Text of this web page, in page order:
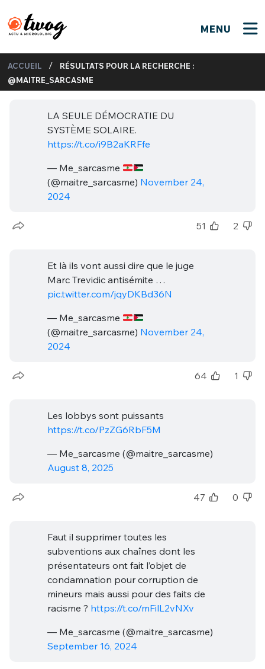
MENU
ACCUEIL /
RÉSULTATS POUR LA RECHERCHE :
@MAITRE_SARCASME
LA SEULE DÉMOCRATIE DU
SYSTÈME SOLAIRE.
https://t.co/i9B2aKRFfe
— Me_sarcasme
(@maitre_sarcasme) November 24,
2024
51 2
Et là ils vont aussi dire que le juge
Marc Trevidic antisémite …
pic.twitter.com/jqyDKBd36N
— Me_sarcasme
(@maitre_sarcasme) November 24,
2024
64 1
Les lobbys sont puissants
https://t.co/PzZG6RbF5M
— Me_sarcasme (@maitre_sarcasme)
August 8, 2025
47 0
Faut il supprimer toutes les
subventions aux chaînes dont les
présentateurs ont fait l’objet de
condamnation pour corruption de
mineurs mais aussi pour des faits de
racisme ? https://t.co/mFilL2vNXv
— Me_sarcasme (@maitre_sarcasme)
September 16, 2024
Bienvenue !
JE M'INSCRIS
PASSWORD
Connexion
PSEUDO
CONNEXION
FERMER
Que souhaitez-vous proposer ?
Quelques tweets
Ma propre sélection
Un Thread